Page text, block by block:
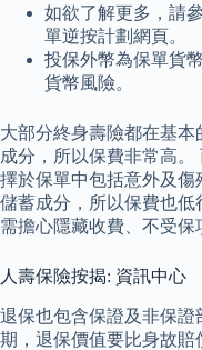
如欲了解更多，請
單逆按計劃網頁。
投保外幣為保單貨
貨幣風險。
大部分終身壽險都在基
成分，所以保費非常高
擇於保單中包括意外及
儲蓄成分，所以保費也
需擔心隱藏收費、不受保
人壽保險按揭: 資訊中心
退保也包含保證及非保
期，退保價值要比身故